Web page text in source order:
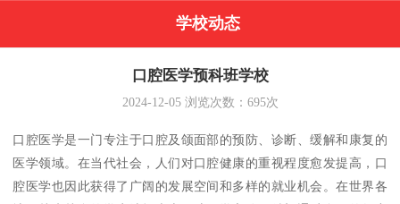
学校动态
口腔医学预科班学校
2024-12-05浏览次数： 695次
口腔医学是一门专注于口腔及颌面部的预防、诊断、缓解和康复的
医学领域。在当代社会，人们对口腔健康的重视程度愈发提高，口
腔医学也因此获得了广阔的发展空间和多样的就业机会。在世界各